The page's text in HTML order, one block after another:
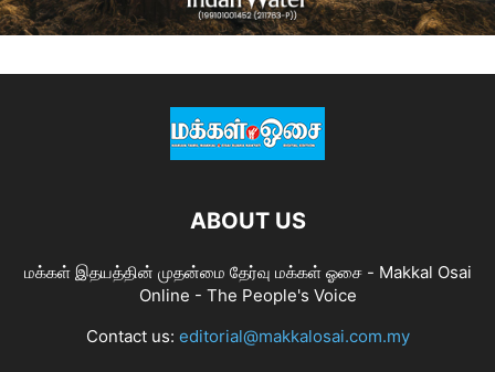
ABOUT US
மக்கள் இதயத்தின் முதன்மை தேர்வு மக்கள் ஓசை - Makkal Osai
Online - The People's Voice
Contact us: editorial@makkalosai.com.my